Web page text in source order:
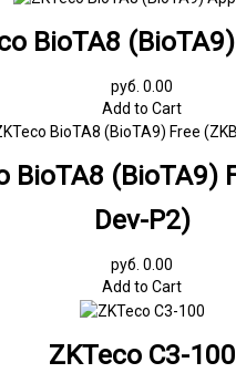
BioTA8
руб. 0.00
Add to Cart
BioTA8 (BioTA9)
Dev-P2)
руб. 0.00
Add to Cart
ZKTeco C3-100